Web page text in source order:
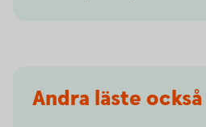
Andra läste också